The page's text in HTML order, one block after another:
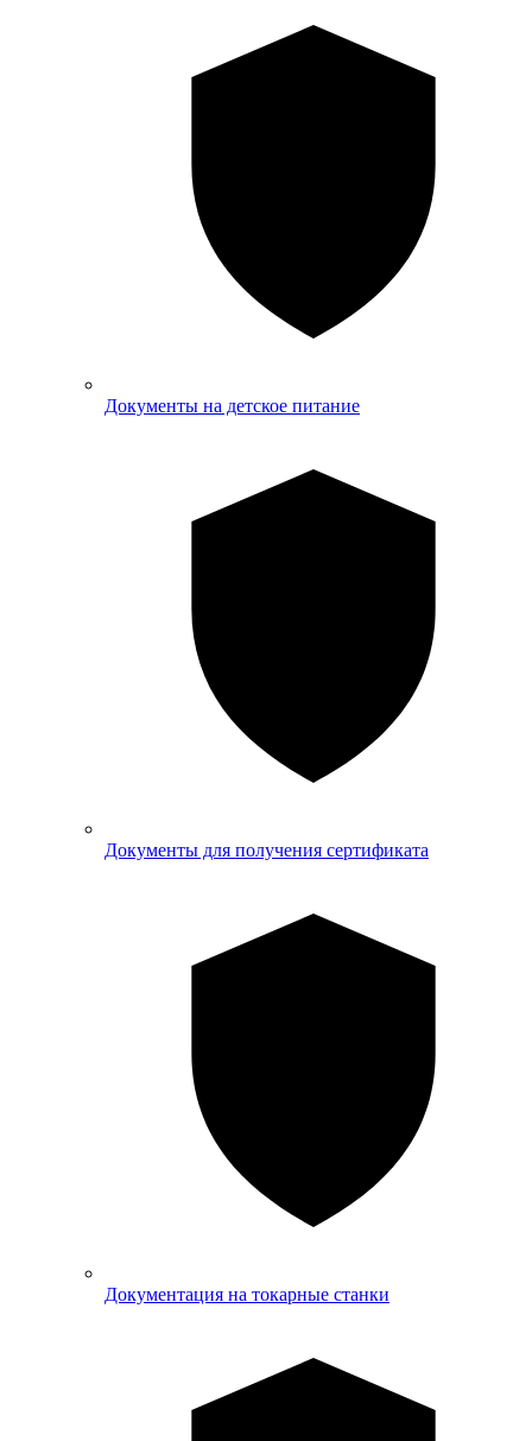
Документы на детское питание
Документы для получения сертификата
Документация на токарные станки